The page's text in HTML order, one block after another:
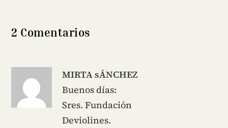
2 Comentarios
MIRTA sÁNCHEZ
Buenos días:
Sres. Fundación
Deviolines.